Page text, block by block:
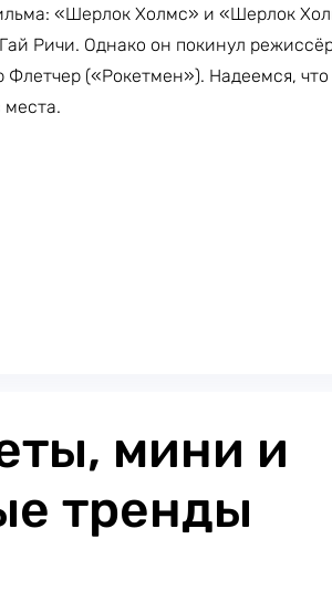
«Шерлок Холмс» и «Шерлок
Ричи. Однако он покинул
Флетчер («Рокетмен»). Надеемся, что
места.
мини и
тренды